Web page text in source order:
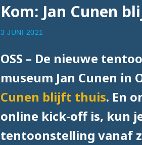
Kom: Jan Cunen
3 JUNI 2021
OSS – De nieuwe
museum Jan Cunen in
Cunen blijft thuis. En
online kick-off is, kun
tentoonstelling vanaf